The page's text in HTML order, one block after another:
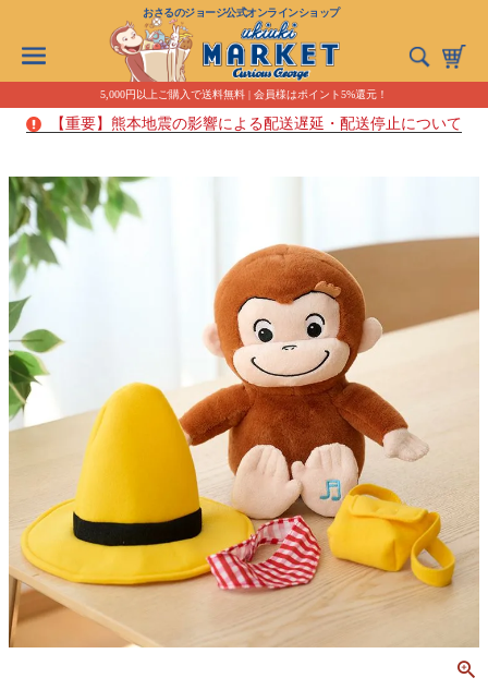
おさるのジョージ公式オンラインショップ
5,000円以上ご購入で送料無料 | 会員様はポイント5%還元！
【重要】熊本地震の影響による配送遅延・配送停止について